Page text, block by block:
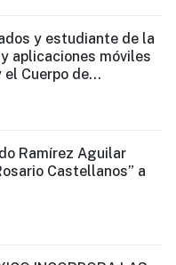
y estudiante de la
aplicaciones móviles
el Cuerpo de
Ramírez Aguilar
Castellanos” a